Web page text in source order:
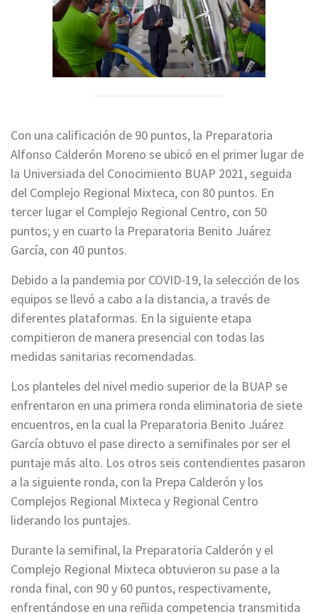
Con una calificación de 90 puntos, la Preparatoria
Alfonso Calderón Moreno se ubicó en el primer lugar de
la Universiada del Conocimiento BUAP 2021, seguida
del Complejo Regional Mixteca, con 80 puntos. En
tercer lugar el Complejo Regional Centro, con 50
puntos; y en cuarto la Preparatoria Benito Juárez
García, con 40 puntos.
Debido a la pandemia por COVID-19, la selección de los
equipos se llevó a cabo a la distancia, a través de
diferentes plataformas. En la siguiente etapa
compitieron de manera presencial con todas las
medidas sanitarias recomendadas.
Los planteles del nivel medio superior de la BUAP se
enfrentaron en una primera ronda eliminatoria de siete
encuentros, en la cual la Preparatoria Benito Juárez
García obtuvo el pase directo a semifinales por ser el
puntaje más alto. Los otros seis contendientes pasaron
a la siguiente ronda, con la Prepa Calderón y los
Complejos Regional Mixteca y Regional Centro
liderando los puntajes.
Durante la semifinal, la Preparatoria Calderón y el
Complejo Regional Mixteca obtuvieron su pase a la
ronda final, con 90 y 60 puntos, respectivamente,
enfrentándose en una reñida competencia transmitida